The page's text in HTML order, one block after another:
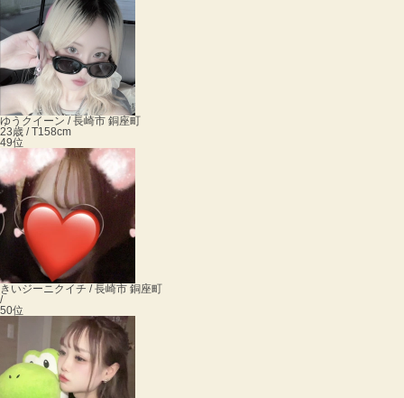
ゆう クイーン / 長崎市 銅座町
23歳 / T158cm
49位
きいジーニクイチ / 長崎市 銅座町
/
50位